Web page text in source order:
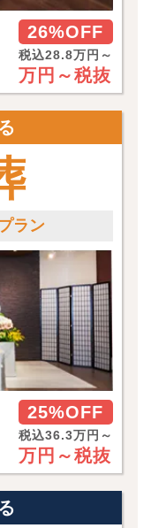
26%OFF
税込28.8万円～
万円～税抜
ラン
25%OFF
税込36.3万円～
万円～税抜